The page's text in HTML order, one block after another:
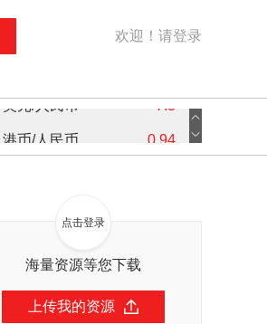
欢迎！请登录
英镑/人民币 9.16
美元/人民币点击登录
海量资源等您下载
上传我的资源